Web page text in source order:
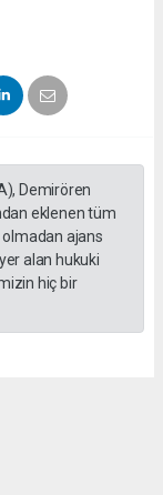
Demirören
eklenen tüm
ajans
alan hukuki
hiç bir